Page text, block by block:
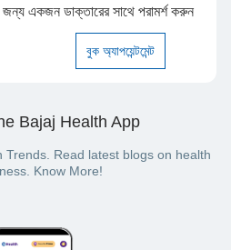
জন্য একজন ডাক্তারের সাথে পরামর্শ করুন
বুক অ্যাপয়েন্টমেন্ট
Bajaj Health App
Trends. Read latest blogs on health
Know More!